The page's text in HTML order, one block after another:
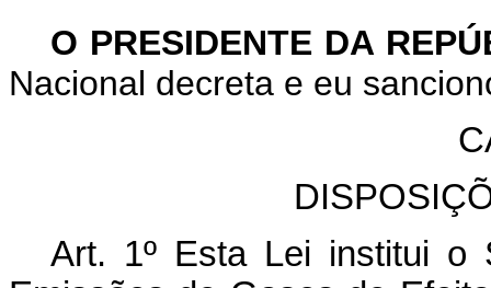
O PRESIDENTE DA
Nacional decreta e eu
Art. 1º Esta Lei institui o